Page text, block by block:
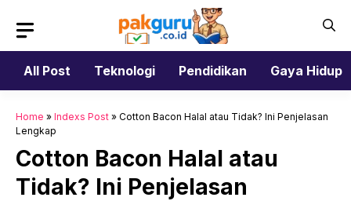
content
All Post
Teknologi Pendidikan Gaya Hidup
Home » Indexs Post » Cotton Bacon Halal atau Tidak? Ini Penjelasan
Lengkap
Cotton Bacon Halal atau
Tidak? Ini Penjelasan